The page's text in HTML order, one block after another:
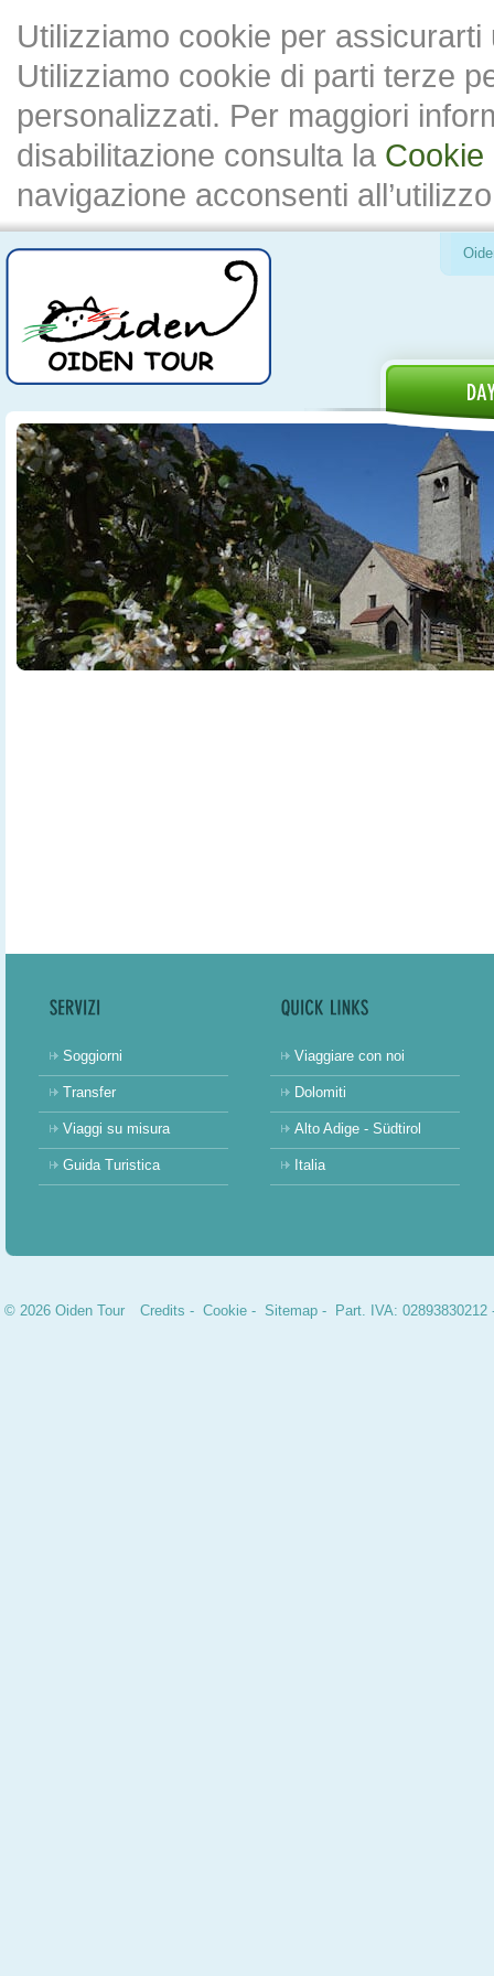
Utilizziamo cookie per
Utilizziamo cookie di parti terze
personalizzati. Per maggiori
disabilitazione consulta la Cookie
navigazione acconsenti
Soggiorni
Transfer
Viaggi su misura
Guida Turistica
Viaggiare con noi
Dolomiti
Alto Adige - Südtirol
Italia
© 2026 Oiden Tour Credits -Cookie -Sitemap - Part. IVA: 02893830212